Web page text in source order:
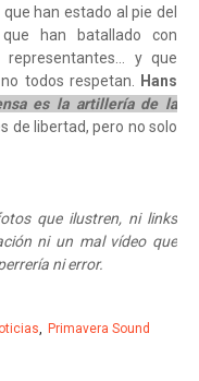
han estado al pie del
han batallado con
representantes… y que
todos respetan. Hans
es la artillería de la
de libertad, pero no solo
que ilustren, ni links
ni un mal vídeo que
ni error.
Primavera Sound